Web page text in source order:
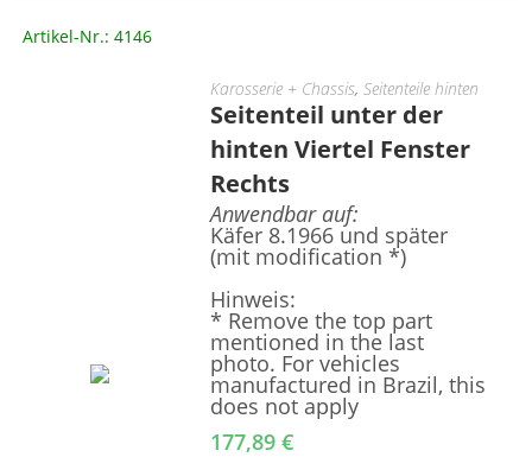
Artikel-Nr.: 4146
Karosserie + Chassis, Seitenteile hinten
Seitenteil unter der
hinten Viertel Fenster
Rechts
Anwendbar auf:
Käfer 8.1966 und später
(mit modification *)
Hinweis:
* Remove the top part
mentioned in the last
photo. For vehicles
manufactured in Brazil, this
does not apply
177,89€